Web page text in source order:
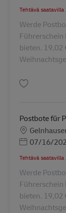
Werde
Führerschein
bieten. 19,02
Postbote für
Sijainti
Posted Date
07/16/
Werde
Führerschein
bieten. 19,02